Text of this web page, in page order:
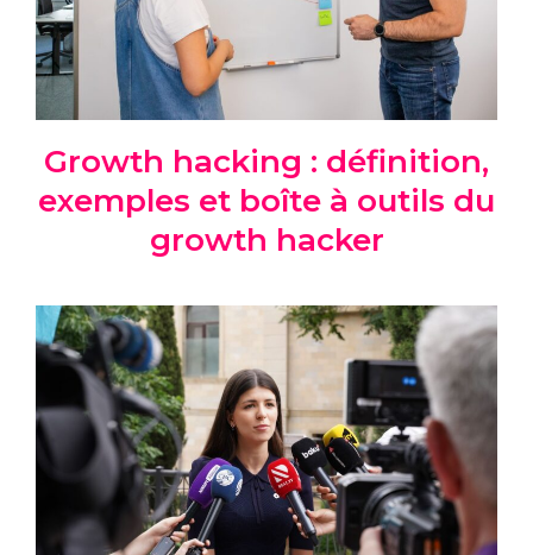
Growth hacking : définition,
exemples et boîte à outils du
growth hacker